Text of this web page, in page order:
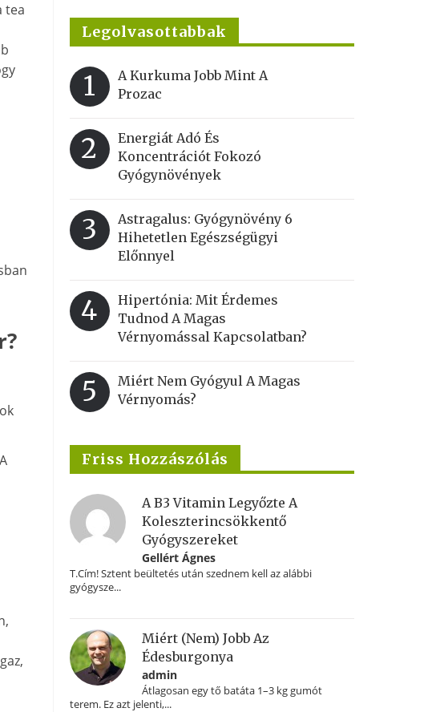
tea
Legolvasottabbak
1
A Kurkuma Jobb Mint A
Prozac
2
Energiát Adó És
Koncentrációt Fokozó
Gyógynövények
3
Astragalus: Gyógynövény 6
Hihetetlen Egészségügyi
Előnnyel
4
Hipertónia: Mit Érdemes
Tudnod A Magas
Vérnyomással Kapcsolatban?
5
Miért Nem Gyógyul A Magas
Vérnyomás?
Friss Hozzászólás
A B3 Vitamin Legyőzte A
Koleszterincsökkentő
Gyógyszereket
Gellért Ágnes
T.Cím! Sztent beültetés után szednem kell az alábbi
gyógysze...
Miért (nem) Jobb Az
Édesburgonya
admin
Átlagosan egy tő batáta 1–3 kg gumót
terem. Ez azt jelenti,...